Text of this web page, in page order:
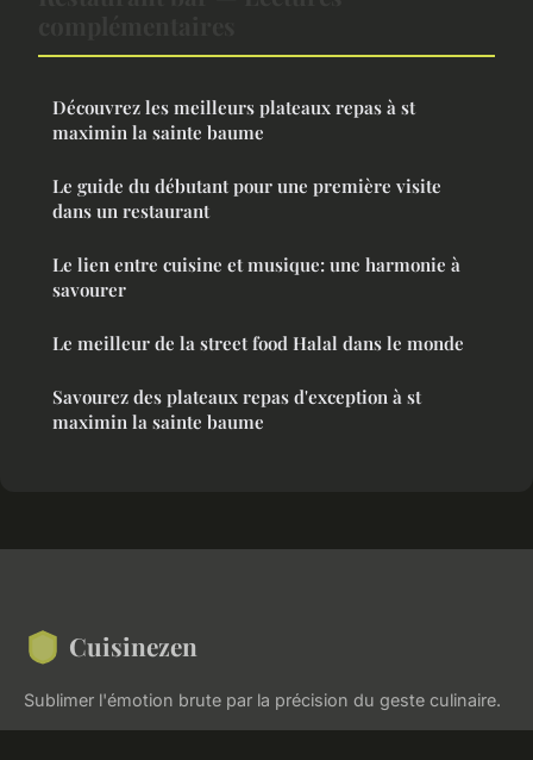
Découvrez les meilleurs plateaux repas à st
maximin la sainte baume
Le guide du débutant pour une première visite
dans un restaurant
Le lien entre cuisine et musique: une harmonie à
savourer
Le meilleur de la street food Halal dans le monde
Savourez des plateaux repas d'exception à st
maximin la sainte baume
Cuisinezen
Sublimer l'émotion brute par la précision du geste culinaire.